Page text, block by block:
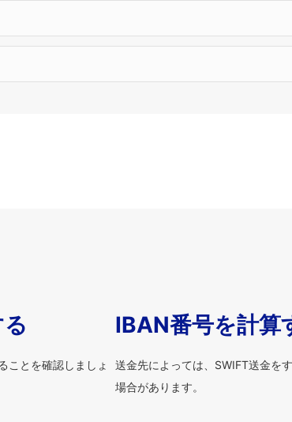
ことを確認しましょ
IBAN番号を計算
送金先によっては、SWIFT送金を
場合があります。